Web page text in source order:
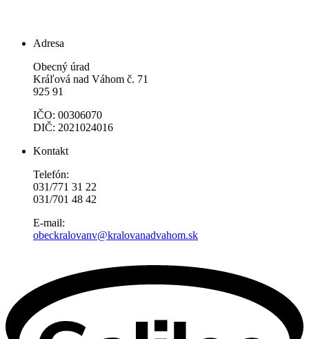
Adresa
Obecný úrad
Kráľová nad Váhom č. 71
925 91
IČO: 00306070
DIČ: 2021024016
Kontakt
Telefón:
031/771 31 22
031/701 48 42
E-mail:
obeckralovanv@kralovanadvahom.sk